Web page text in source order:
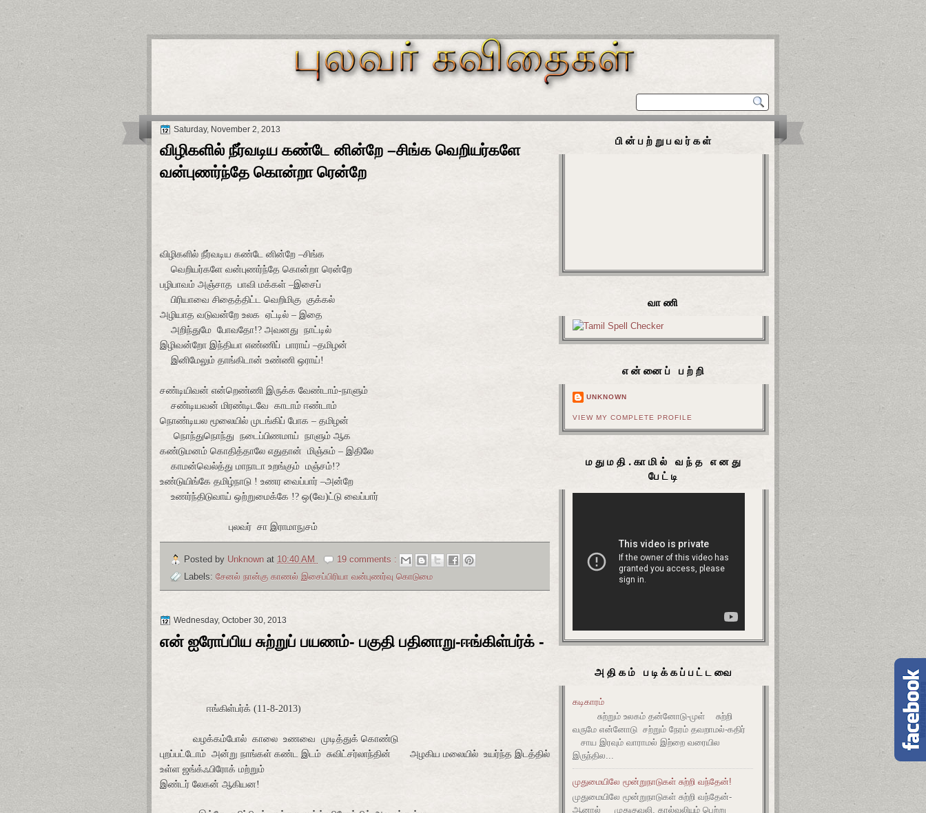
Saturday, November 2, 2013
விழிகளில் நீர்வடிய கண்டே னின்றே –சிங்க வெறியர்களே
வன்புணர்ந்தே கொன்றா ரென்றே
விழிகளில் நீர்வடிய கண்டே னின்றே –சிங்க
வெறியர்களே வன்புணர்ந்தே கொன்றா ரென்றே
பழிபாவம் அஞ்சாத பாவி மக்கள் –இசைப்
பிரியாவை சிதைத்திட்ட வெறிமிகு குக்கல்
அழியாத வடுவன்றே உலக ஏட்டில் – இதை
அறிந்துமே போவதோ!? அவனது நாட்டில்
இழிவன்றோ இந்தியா எண்ணிப் பாராய் –தமிழன்
இனிமேலும் தாங்கிடான் உண்ணி ஒராய்!
சண்டியிவன் என்றெண்ணி இருக்க வேண்டாம்-நாளும்
சண்டியவன் மிரண்டிடவே காடாம் ஈண்டாம்
நொண்டியல மூலையில் முடங்கிப் போக – தமிழன்
நொந்துநொந்து நடைப்பிணமாய் நாளும் ஆக
கண்டுமனம் கொதித்தாலே எதுதான் மிஞ்சும் – இதிலே
காமன்வெல்த்து மாநாடா உறங்கும் மஞ்சம்!?
உண்டுயிங்கே தமிழ்நாடு ! உணர வைப்பார் –அன்றே
உணர்ந்திடுவாய் ஒற்றுமைக்கே !? ஒ(வே)ட்டு வைப்பார்
புலவர் சா இராமாநுசம்
Posted by Unknown at 10:40 AM
19 comments :
Labels: சேனல் நான்கு காணல் இசைப்பிரியா வன்புணர்வு கொடுமை
Wednesday, October 30, 2013
என் ஐரோப்பிய சுற்றுப் பயணம்- பகுதி பதினாறு-ஈங்கிள்பர்க் -
ஈங்கிள்பர்க் (11-8-2013)
வழக்கம்போல் காலை உணவை முடித்துக் கொண்டு
புறப்பட்டோம் அன்று நாங்கள் கண்ட இடம் சுவிட்சர்லாந்தின் அழகிய மலையில் உயர்ந்த இடத்தில்
உள்ள ஜங்க்ஃபிரோக் மற்றும்
இண்டர் லேகன் ஆகியன!
பின்பற்றுபவர்கள்
வாணி
என்னைப் பற்றி
UNKNOWN
VIEW MY COMPLETE PROFILE
மதுமதி.காமில் வந்த எனது
பேட்டி
அதிகம் படிக்கப்பட்டவை
கடிகாரம்
சுற்றும் உலகம் தன்னோடு-முள் சுற்றி
வருமே என்னோடு சற்றும் நேரம் தவறாமல்-கதிர்
சாய இரவும் வாராமல் இற்றை வரையில
இருந்தில...
முதுமையிலே மூன்றுநாடுகள் சுற்றி வந்தேன்!
முதுமையிலே மூன்றுநாடுகள் சுற்றி வந்தேன்-
ஆனால் முதுகுவலி, கால்வலியும் பெற்று